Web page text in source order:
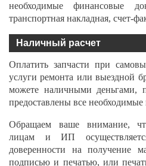
необходимые финансовые
транспортная накладная, счет-
Наличный расчет
Оплатить запчасти при
услуги ремонта или выездной
можете наличными деньгами,
предоставлены все
Обращаем ваше внимание,
лицам и ИП
доверенности на получение
подписью и печатью, или